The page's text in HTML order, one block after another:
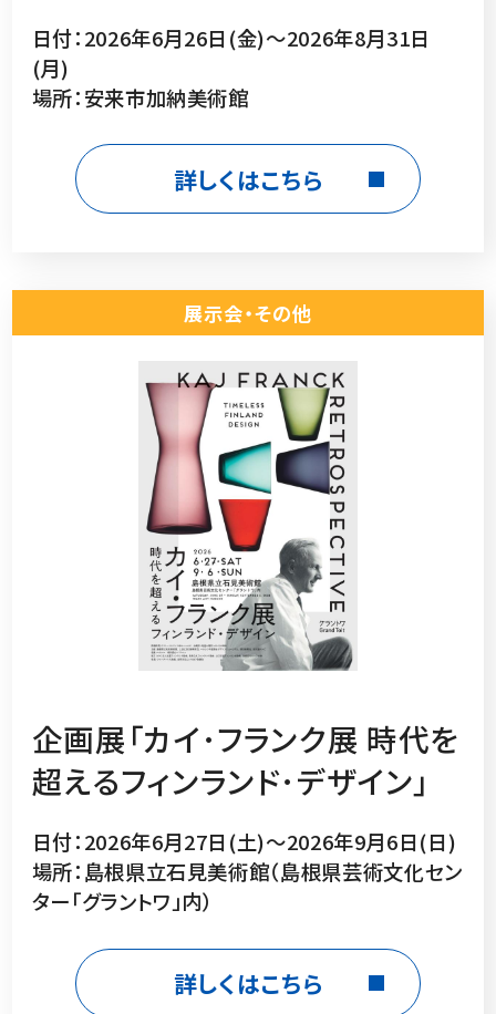
日付：2026年6月26日(金)～2026年8月31日
(月)
場所：安来市加納美術館
詳しくはこちら
展示会・その他
企画展「カイ･フランク展 時代を
超えるフィンランド･デザイン」
日付：2026年6月27日(土)～2026年9月6日(日)
場所：島根県立石見美術館（島根県芸術文化セン
ター「グラントワ」内）
詳しくはこちら